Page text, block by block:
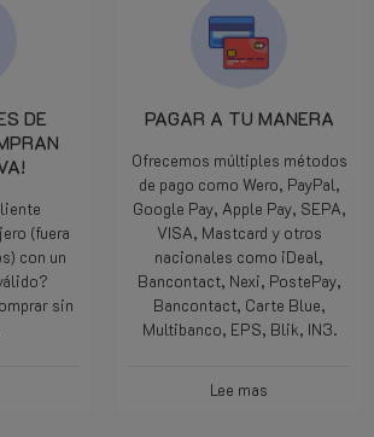
DE
(fuera
con un
sin
PAGAR A TU MANERA
Ofrecemos múltiples métodos
de pago como Wero, PayPal,
Google Pay, Apple Pay, SEPA,
VISA, Mastcard y otros
nacionales como iDeal,
Bancontact, Nexi, PostePay,
Bancontact, Carte Blue,
Multibanco, EPS, Blik, IN3.
Lee mas